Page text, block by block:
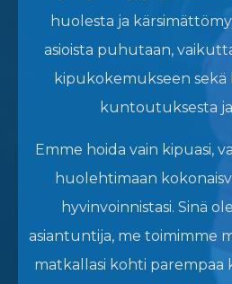
huolesta ja
asioista puhutaan,
kipukokemukseen sekä
kuntoutuksesta
Emme hoida vain kipuasi,
huolehtimaan
hyvinvoinnistasi. Sinä
asiantuntija, me toimimme
matkallasi kohti parempaa